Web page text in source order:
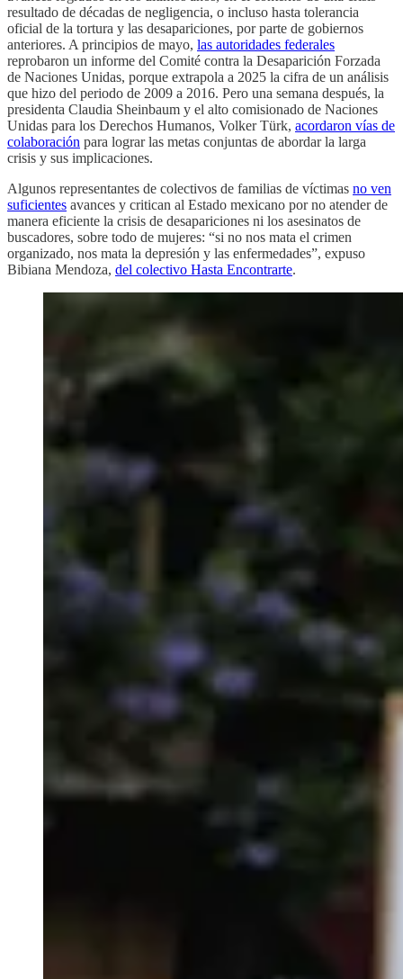
resultado de décadas de negligencia, o incluso hasta tolerancia
oficial de la tortura y las desapariciones, por parte de gobiernos
anteriores. A principios de mayo, las autoridades federales
reprobaron un informe del Comité contra la Desaparición Forzada
de Naciones Unidas, porque extrapola a 2025 la cifra de un análisis
que hizo del periodo de 2009 a 2016. Pero una semana después, la
presidenta Claudia Sheinbaum y el alto comisionado de Naciones
Unidas para los Derechos Humanos, Volker Türk, acordaron vías de
colaboración para lograr las metas conjuntas de abordar la larga
crisis y sus implicaciones.
Algunos representantes de colectivos de familias de víctimas no ven
suficientes avances y critican al Estado mexicano por no atender de
manera eficiente la crisis de desapariciones ni los asesinatos de
buscadores, sobre todo de mujeres: “si no nos mata el crimen
organizado, nos mata la depresión y las enfermedades”, expuso
Bibiana Mendoza, del colectivo Hasta Encontrarte.